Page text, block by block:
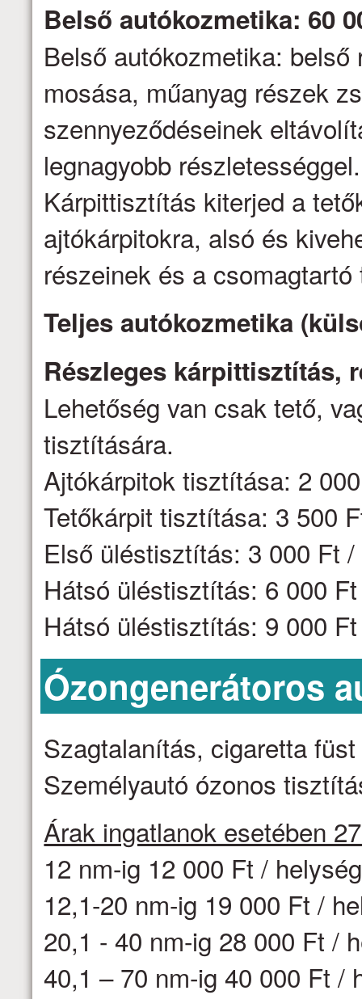
Belső autókozmetika: 60
Belső autókozmetika:
mosása, műanyag részek
szennyeződéseinek
legnagyobb részletességgel.
Kárpittisztítás kiterjed a
ajtókárpitokra, alsó és
részeinek és a
Teljes autókozmetika
Részleges kárpittisztítás,
Lehetőség van csak tető,
tisztítására.
Ajtókárpitok tisztítása: 2
Tetőkárpit tisztítása: 3 500
Első üléstisztítás: 3 000 Ft
Hátsó üléstisztítás: 6 000
Hátsó üléstisztítás: 9 000
Ózongenerátoros
Szagtalanítás, cigaretta
Személyautó ózonos
Árak ingatlanok esetében
12 nm-ig 12 000 Ft / helység
12,1-20 nm-ig 19 000 Ft /
20,1 - 40 nm-ig 28 000 Ft /
40,1 – 70 nm-ig 40 000 Ft /